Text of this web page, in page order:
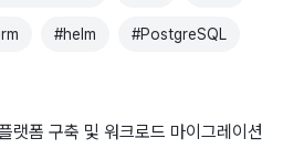
#helm #PostgreSQL
랫폼 구축 및 워크로드 마이그레이션